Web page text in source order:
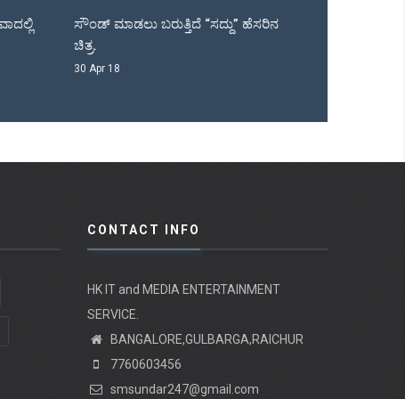
ಸೌಂಡ್ ಮಾಡಲು ಬರುತ್ತಿದೆ “ಸದ್ದು” ಹೆಸರಿನ
ಹೆಚ್ ಡಿ ಕೆ ಮುಂದಿನ
CONTACT INFO
HK IT and MEDIA ENTERTAINMENT
SERVICE.
BANGALORE,GULBARGA,RAICHUR
7760603456
smsundar247@gmail.com